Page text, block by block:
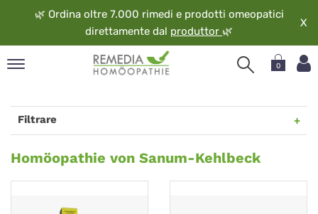
🌿 Ordina oltre 7.000 rimedi e prodotti omeopatici
direttamente dal produttor 🌿
X
0
Filtrare
Homöopathie
von
Sanum-
Homöopathie von Sanum-Kehlbeck